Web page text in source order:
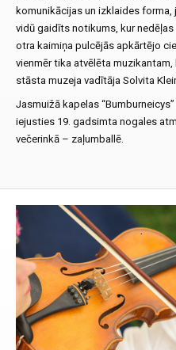
komunikācijas un izklaides
vidū gaidīts notikums, kur
otra kaimiņa pulcējās apkārtējo
vienmēr tika atvēlēta muzikantam,
stāsta muzeja vadītāja Solvita
Jasmuižā kapelas
iejusties 19. gadsimta nogales
večerinkā – zaļumballē.